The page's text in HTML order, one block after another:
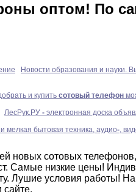
оптом! По
Новости образования и науки.
и купить сотовый телефон
ЛесРук.РУ - электронная доска
мелкая бытовая техника, аудио-,
новых сотовых телефонов,
. Самые низкие цены!
. Лушие условия работы!
сайте.